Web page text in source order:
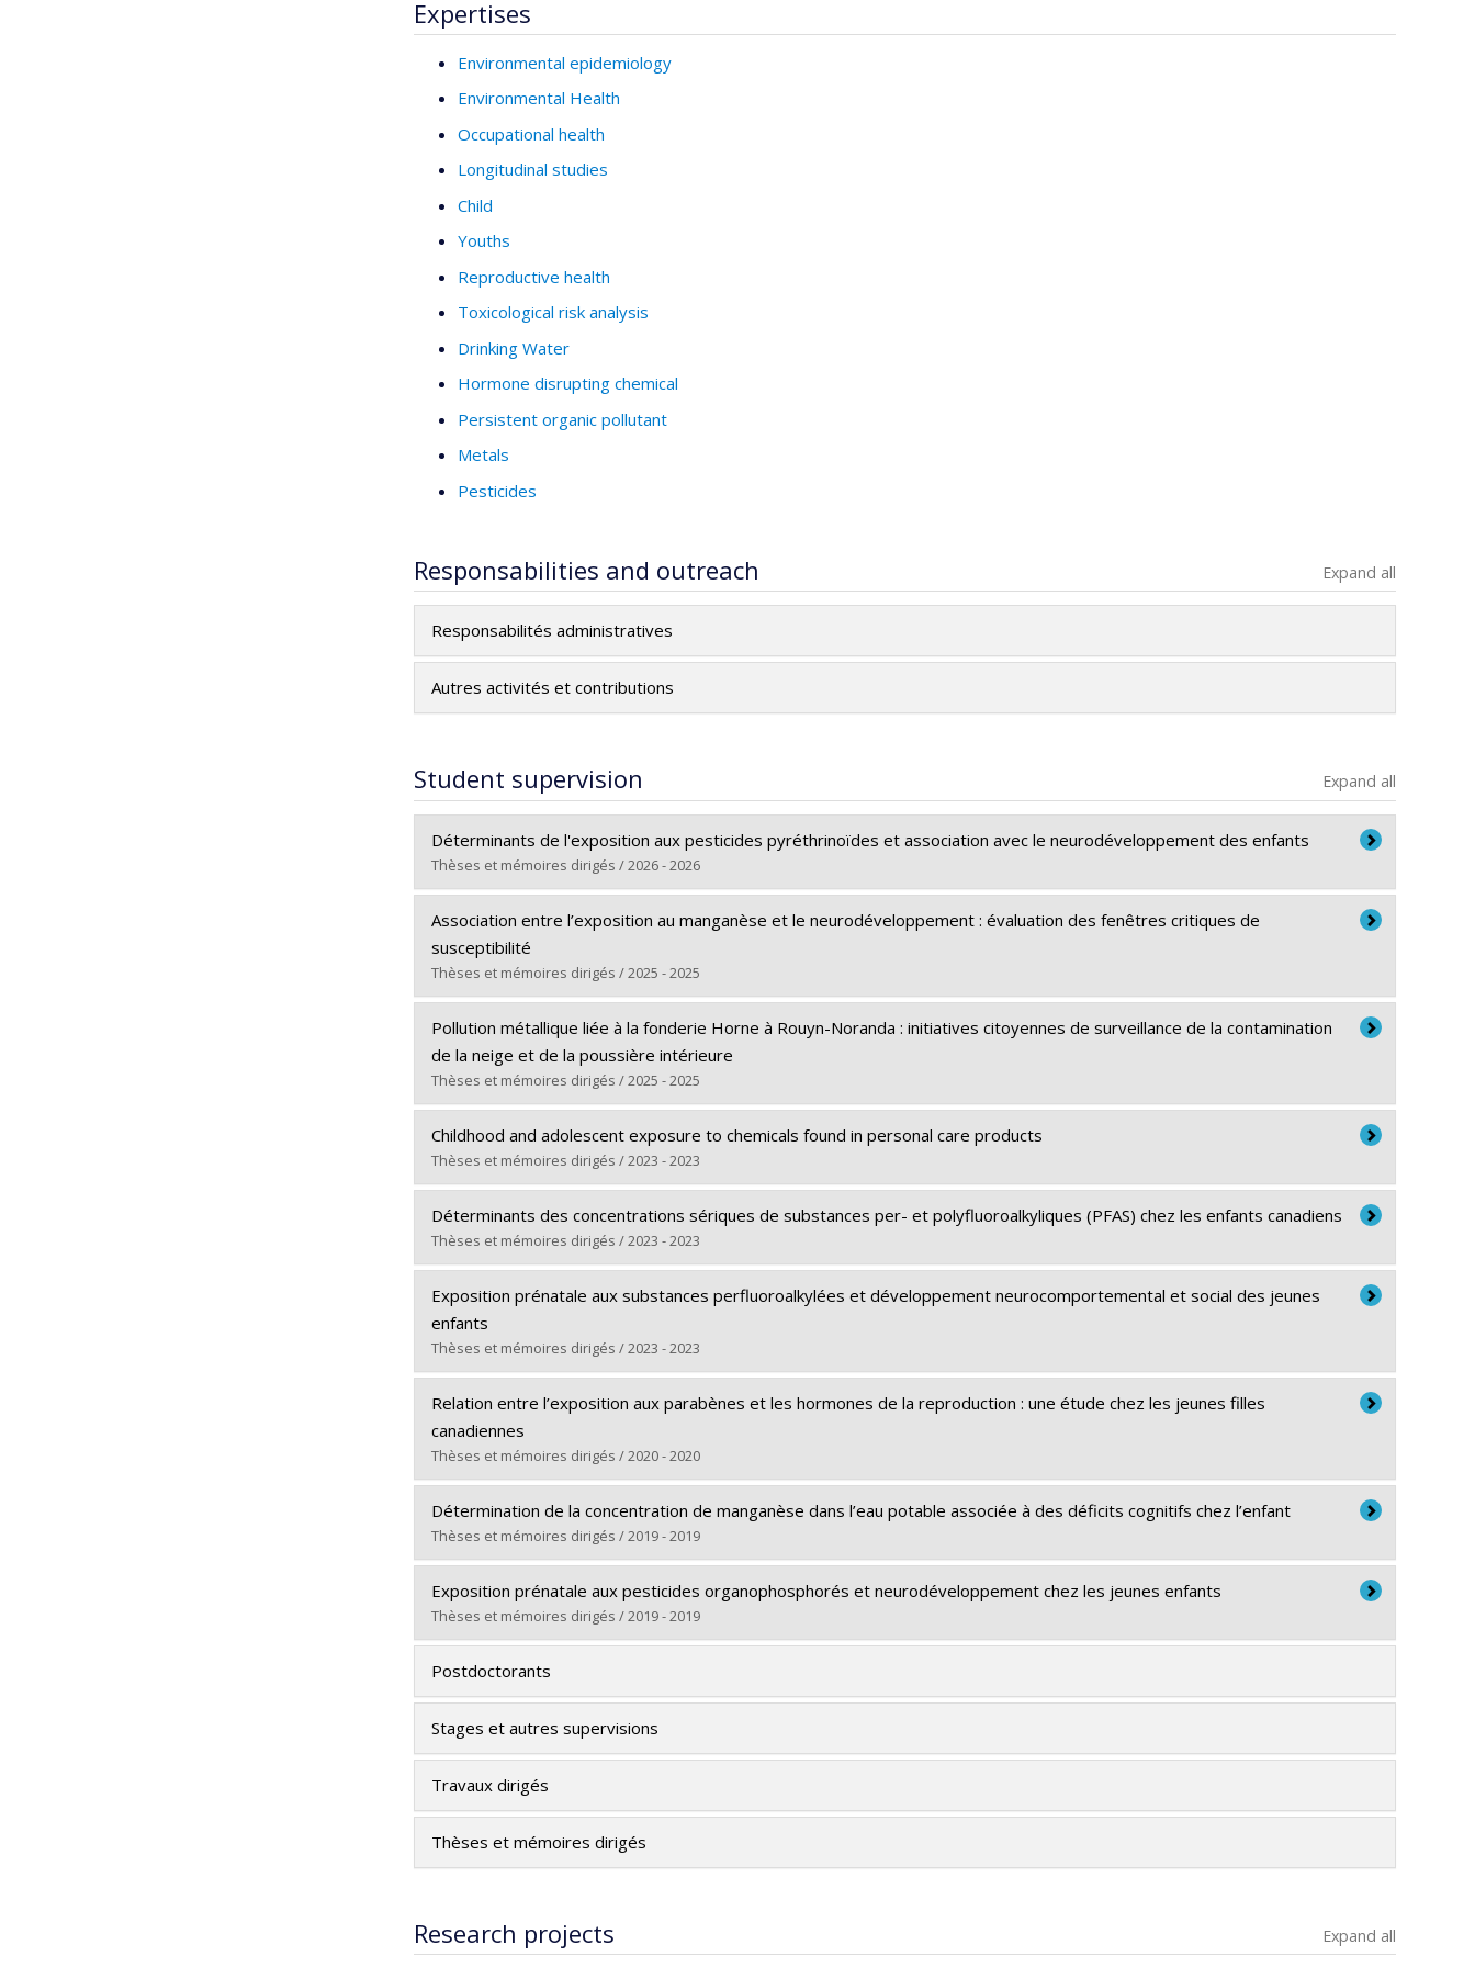
Expertises
Environmental epidemiology
Environmental Health
Occupational health
Longitudinal studies
Child
Youths
Reproductive health
Toxicological risk analysis
Drinking Water
Hormone disrupting chemical
Persistent organic pollutant
Metals
Pesticides
Responsabilities and outreach Expand all
Responsabilités administratives
Autres activités et contributions
Student supervision Expand all
Déterminants de l'exposition aux pesticides pyréthrinoïdes et association avec le neurodéveloppement des enfants
Thèses et mémoires dirigés / 2026 - 2026
Graduate : Ntantu Nkinsa, Patrick
Cycle :Doctoral
Grade :Ph. D.
Lien vers le document dans Papyrus
Association entre l’exposition au manganèse et le neurodéveloppement : évaluation des fenêtres critiques de
susceptibilité
Thèses et mémoires dirigés / 2025 - 2025
Graduate :Mpoyi Tshimanga, Pax
Cycle :Doctoral
Grade :Ph. D.
Lien vers le document dans Papyrus
Pollution métallique liée à la fonderie Horne à Rouyn-Noranda : initiatives citoyennes de surveillance de la contamination
de la neige et de la poussière intérieure
Thèses et mémoires dirigés / 2025 - 2025
Graduate :Faye, Christian Diene
Cycle : Master's
Grade :M. Sc.
Lien vers le document dans Papyrus
Childhood and adolescent exposure to chemicals found in personal care products
Thèses et mémoires dirigés / 2023 - 2023
Graduate :Khan, Nahiyan Saiyara
Cycle : Master's
Grade :M. Sc.
Lien vers le document dans Papyrus
Déterminants des concentrations sériques de substances per- et polyfluoroalkyliques (PFAS) chez les enfants canadiens
Thèses et mémoires dirigés / 2023 - 2023
Graduate :Al Kassem, Hala
Cycle :Master's
Grade :M. Sc.
Lien vers le document dans Papyrus
Exposition prénatale aux substances perfluoroalkylées et développement neurocomportemental et social des jeunes
enfants
Thèses et mémoires dirigés / 2023 - 2023
Graduate :Saha, Trisha
Cycle :Master's
Grade :M. Sc.
Lien vers le document dans Papyrus
Relation entre l’exposition aux parabènes et les hormones de la reproduction : une étude chez les jeunes filles
canadiennes
Thèses et mémoires dirigés / 2020 - 2020
Graduate :Guth, Margot
Cycle : Master's
Grade :M. Sc.
Lien vers le document dans Papyrus
Détermination de la concentration de manganèse dans l’eau potable associée à des déficits cognitifs chez l’enfant
Thèses et mémoires dirigés / 2019 - 2019
Graduate :Kullar, Savroop S.
Cycle : Master's
Grade :M. Sc.
Lien vers le document dans Papyrus
Exposition prénatale aux pesticides organophosphorés et neurodéveloppement chez les jeunes enfants
Thèses et mémoires dirigés / 2019 - 2019
Graduate :Ntantu Nkinsa, Patrick
Cycle :Master's
Grade :M. Sc.
Lien vers le document dans Papyrus
Postdoctorants
Stages et autres supervisions
Travaux dirigés
Thèses et mémoires dirigés
Research projects Expand all